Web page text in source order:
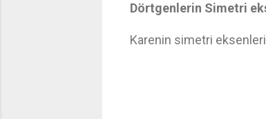
Dörtgenlerin Simetri
Karenin simetri eksenleri